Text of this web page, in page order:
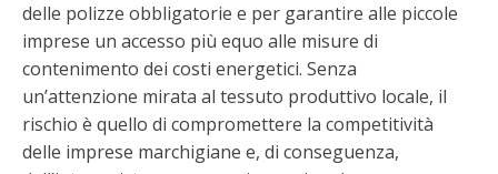
delle polizze obbligatorie e per garantire alle piccole
imprese un accesso più equo alle misure di
contenimento dei costi energetici. Senza
un’attenzione mirata al tessuto produttivo locale, il
rischio è quello di compromettere la competitività
delle imprese marchigiane e, di conseguenza,